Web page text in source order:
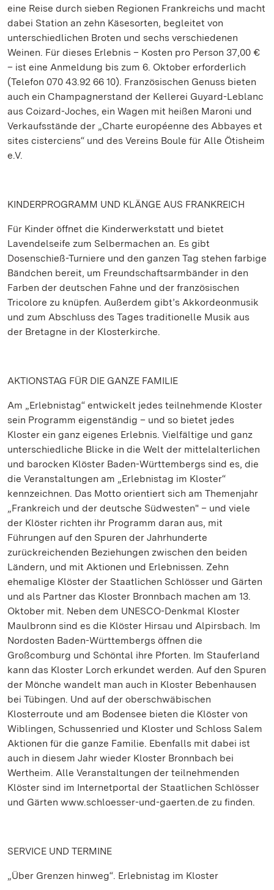
eine Reise durch sieben Regionen Frankreichs und macht
dabei Station an zehn Käsesorten, begleitet von
unterschiedlichen Broten und sechs verschiedenen
Weinen. Für dieses Erlebnis – Kosten pro Person 37,00 €
– ist eine Anmeldung bis zum 6. Oktober erforderlich
(Telefon 070 43.92 66 10). Französischen Genuss bieten
auch ein Champagnerstand der Kellerei Guyard-Leblanc
aus Coizard-Joches, ein Wagen mit heißen Maroni und
Verkaufsstände der „Charte européenne des Abbayes et
sites cisterciens“ und des Vereins Boule für Alle Ötisheim
e.V.
KINDERPROGRAMM UND KLÄNGE AUS FRANKREICH
Für Kinder öffnet die Kinderwerkstatt und bietet
Lavendelseife zum Selbermachen an. Es gibt
Dosenschieß-Turniere und den ganzen Tag stehen farbige
Bändchen bereit, um Freundschaftsarmbänder in den
Farben der deutschen Fahne und der französischen
Tricolore zu knüpfen. Außerdem gibt’s Akkordeonmusik
und zum Abschluss des Tages traditionelle Musik aus
der Bretagne in der Klosterkirche.
AKTIONSTAG FÜR DIE GANZE FAMILIE
Am „Erlebnistag“ entwickelt jedes teilnehmende Kloster
sein Programm eigenständig – und so bietet jedes
Kloster ein ganz eigenes Erlebnis. Vielfältige und ganz
unterschiedliche Blicke in die Welt der mittelalterlichen
und barocken Klöster Baden-Württembergs sind es, die
die Veranstaltungen am „Erlebnistag im Kloster“
kennzeichnen. Das Motto orientiert sich am Themenjahr
„Frankreich und der deutsche Südwesten" – und viele
der Klöster richten ihr Programm daran aus, mit
Führungen auf den Spuren der Jahrhunderte
zurückreichenden Beziehungen zwischen den beiden
Ländern, und mit Aktionen und Erlebnissen. Zehn
ehemalige Klöster der Staatlichen Schlösser und Gärten
und als Partner das Kloster Bronnbach machen am 13.
Oktober mit. Neben dem UNESCO-Denkmal Kloster
Maulbronn sind es die Klöster Hirsau und Alpirsbach. Im
Nordosten Baden-Württembergs öffnen die
Großcomburg und Schöntal ihre Pforten. Im Stauferland
kann das Kloster Lorch erkundet werden. Auf den Spuren
der Mönche wandelt man auch in Kloster Bebenhausen
bei Tübingen. Und auf der oberschwäbischen
Klosterroute und am Bodensee bieten die Klöster von
Wiblingen, Schussenried und Kloster und Schloss Salem
Aktionen für die ganze Familie. Ebenfalls mit dabei ist
auch in diesem Jahr wieder Kloster Bronnbach bei
Wertheim. Alle Veranstaltungen der teilnehmenden
Klöster sind im Internetportal der Staatlichen Schlösser
und Gärten www.schloesser-und-gaerten.de zu finden.
SERVICE UND TERMINE
„Über Grenzen hinweg“. Erlebnistag im Kloster